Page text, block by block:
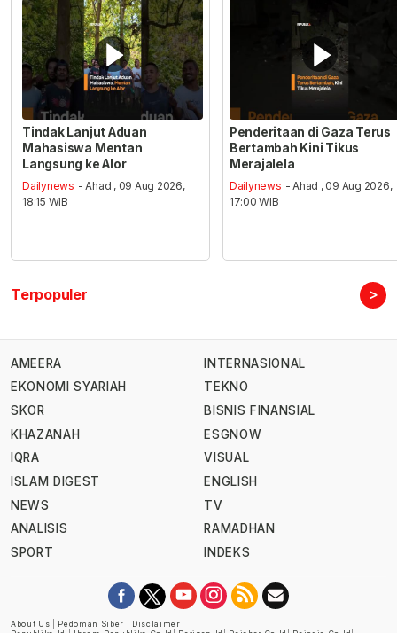
Tindak Lanjut Aduan
Mahasiswa Mentan
Langsung ke Alor
Dailynews - Ahad , 09 Aug 2026,
18:15 WIB
Penderitaan di Gaza Terus
Bertambah Kini Tikus
Merajalela
Dailynews - Ahad , 09 Aug 2026,
17:00 WIB
Terpopuler >
AMEERA
EKONOMI SYARIAH
SKOR
KHAZANAH
IQRA
ISLAM DIGEST
NEWS
ANALISIS
SPORT
INTERNASIONAL
TEKNO
BISNIS FINANSIAL
ESGNOW
VISUAL
ENGLISH
TV
RAMADHAN
INDEKS
About Us Pedoman Siber
Disclaimer